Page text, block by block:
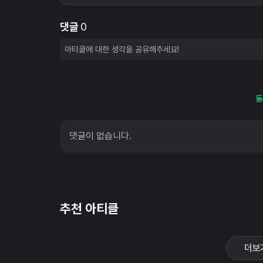
댓글 0
댓글이 없습니다.
추천 아티클
더